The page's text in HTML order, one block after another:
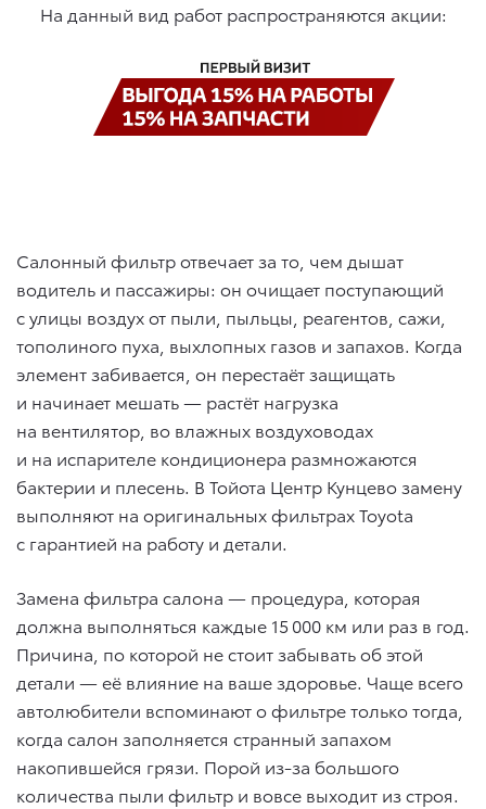
На данный вид работ распространяются акции:
Салонный фильтр отвечает за то, чем дышат
водитель и пассажиры: он очищает поступающий
с улицы воздух от пыли, пыльцы, реагентов, сажи,
тополиного пуха, выхлопных газов и запахов. Когда
элемент забивается, он перестаёт защищать
и начинает мешать — растёт нагрузка
на вентилятор, во влажных воздуховодах
и на испарителе кондиционера размножаются
бактерии и плесень. В Тойота Центр Кунцево замену
выполняют на оригинальных фильтрах Toyota
с гарантией на работу и детали.
Замена фильтра салона — процедура, которая
должна выполняться каждые 15 000 км или раз в год.
Причина, по которой не стоит забывать об этой
детали — её влияние на ваше здоровье. Чаще всего
автолюбители вспоминают о фильтре только тогда,
когда салон заполняется странный запахом
накопившейся грязи. Порой из-за большого
количества пыли фильтр и вовсе выходит из строя.